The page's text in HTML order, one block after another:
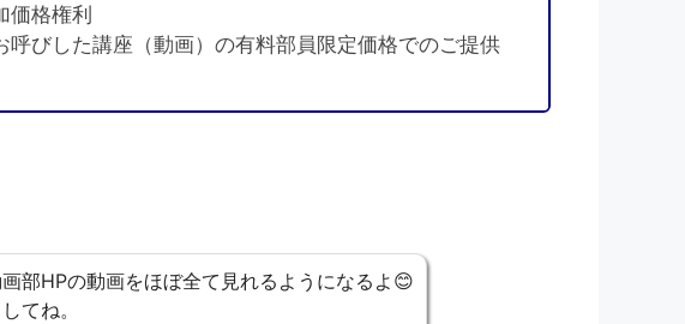
価格権利
びした講座（動画）の有料部員限定価格でのご提供
部HPの動画をほぼ全て見れるようになるよ😊
てね。